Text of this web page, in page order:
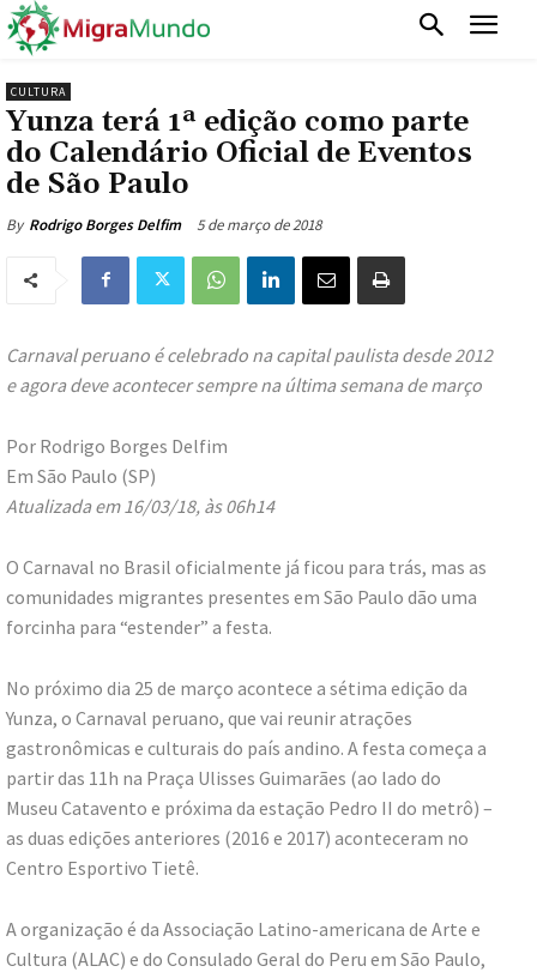
CULTURA
Yunza terá 1ª edição como parte
do Calendário Oficial de Eventos
de São Paulo
By Rodrigo Borges Delfim 5 de março de 2018
Carnaval peruano é celebrado na capital paulista desde 2012
e agora deve acontecer sempre na última semana de março
Por Rodrigo Borges Delfim
Em São Paulo (SP)
Atualizada em 16/03/18, às 06h14
O Carnaval no Brasil oficialmente já ficou para trás, mas as
comunidades migrantes presentes em São Paulo dão uma
forcinha para “estender” a festa.
No próximo dia 25 de março acontece a sétima edição da
Yunza, o Carnaval peruano, que vai reunir atrações
gastronômicas e culturais do país andino. A festa começa a
partir das 11h na Praça Ulisses Guimarães (ao lado do
Museu Catavento e próxima da estação Pedro II do metrô) –
as duas edições anteriores (2016 e 2017) aconteceram no
Centro Esportivo Tietê.
A organização é da Associação Latino-americana de Arte e
Cultura (ALAC) e do Consulado Geral do Peru em São Paulo,